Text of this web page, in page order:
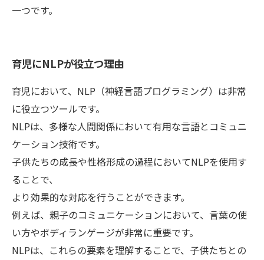
一つです。
育児にNLPが役立つ理由
育児において、NLP（神経言語プログラミング）は非常
に役立つツールです。
NLPは、多様な人間関係において有用な言語とコミュニ
ケーション技術です。
子供たちの成長や性格形成の過程においてNLPを使用す
ることで、
より効果的な対応を行うことができます。
例えば、親子のコミュニケーションにおいて、言葉の使
い方やボディランゲージが非常に重要です。
NLPは、これらの要素を理解することで、子供たちとの